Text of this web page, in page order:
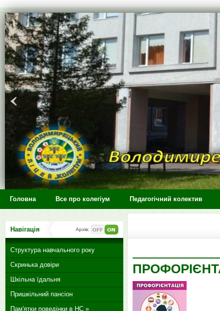
>
Головна Все про колегіум Педагогічний колектив
Навігація Архів:
Структура навчального року
Скринька довіри
Шкільна їдальня
Пришкільний пансіон
Пам'ятки поведінки в НС »